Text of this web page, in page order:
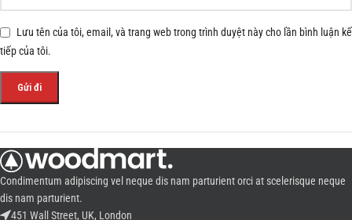
Lưu tên của tôi, email, và trang web trong trình duyệt này cho lần bình luận kế
tiếp của tôi.
Condimentum adipiscing vel neque dis nam parturient orci at scelerisque neque
dis nam parturient.
451 Wall Street, UK, London